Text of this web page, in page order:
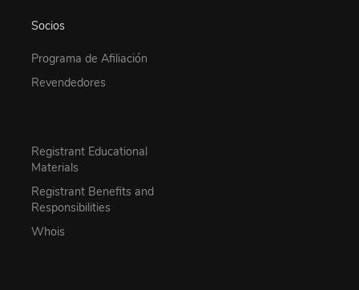
Socios
Programa de Afiliación
Revendedores
Registrant Educational
Materials
Registrant Benefits and
Responsibilities
Whois